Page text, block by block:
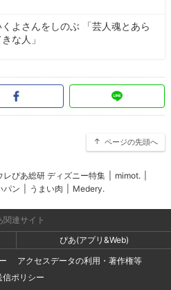
よさんをしのぶ 「芸人魂とあら
な人」
ページの先頭へ
レぴあ総研 ディズニー特集 mimot.
パン うまい肉 Medery.
関連サイト
ぴあ(アプリ&Web)
アクセスデータの利用・著作権等
信ポリシー